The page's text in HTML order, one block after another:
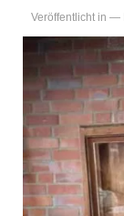
Veröffentlicht in —